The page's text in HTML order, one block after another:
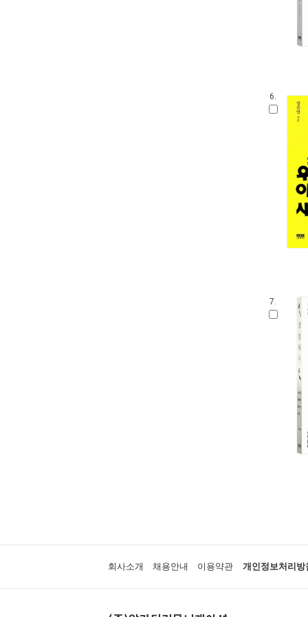
6.
7.
회사소개 채용안내 이용약관 개인정보처리방